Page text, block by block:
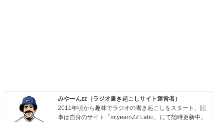
みやーんzz（ラジオ書き起こしサイト運営者）
2011年頃から趣味でラジオの書き起こしをスタート。記
事は自身のサイト「miyearnZZ Labo」にて随時更新中。